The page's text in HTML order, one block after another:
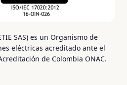
SAS) es un Organismo de
eléctricas acreditado ante el
de Colombia ONAC.